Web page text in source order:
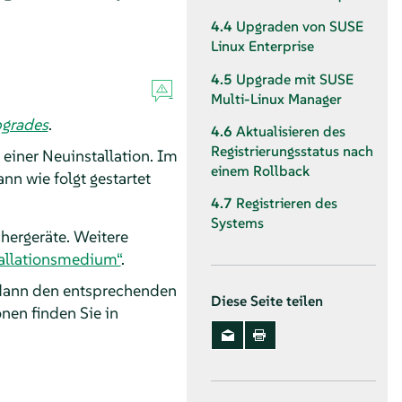
.
Neuinstallation. Im
wie folgt gestartet
Weitere
.
den entsprechenden
finden Sie in
4.4 Upgraden von SUSE
Linux Enterprise
4.5 Upgrade mit SUSE
Multi-Linux Manager
4.6 Aktualisieren des
Registrierungsstatus nach
einem Rollback
4.7 Registrieren des
Systems
Diese Seite teilen